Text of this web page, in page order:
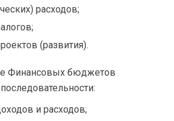
расходов;
(развития).
Финансовых бюджетов
и расходов;